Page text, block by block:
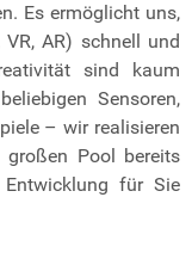
Es ermöglicht uns,
AR) schnell und
sind kaum
Sensoren,
– wir realisieren
Pool bereits
für Sie